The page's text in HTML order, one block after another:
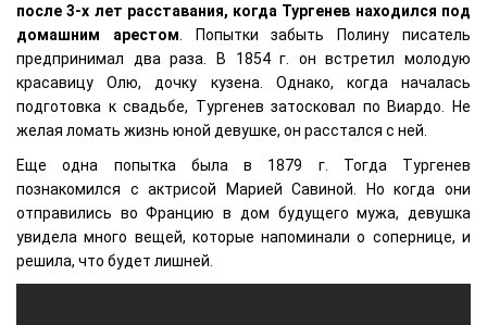
после 3-х лет расставания, когда Тургенев находился под
домашним арестом . Попытки забыть Полину писатель
предпринимал два раза. В 1854 г. он встретил молодую
красавицу Олю, дочку кузена. Однако, когда началась
подготовка к свадьбе, Тургенев затосковал по Виардо. Не
желая ломать жизнь юной девушке, он расстался с ней.
Еще одна попытка была в 1879 г. Тогда Тургенев
познакомился с актрисой Марией Савиной. Но когда они
отправились во Францию в дом будущего мужа, девушка
увидела много вещей, которые напоминали о сопернице, и
решила, что будет лишней.